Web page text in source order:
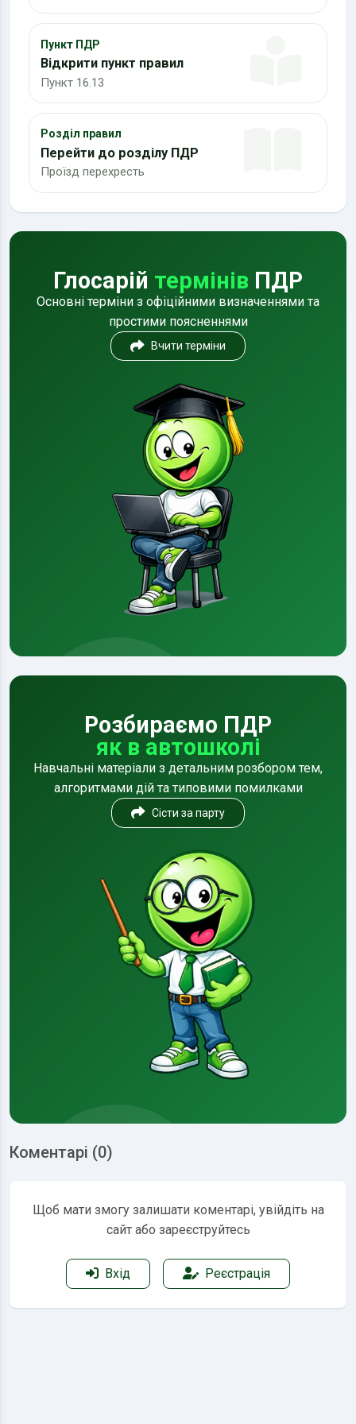
Пункт ПДР
Відкрити пункт правил
Пункт 16.13
Розділ правил
Перейти до розділу ПДР
Проїзд перехресть
Глосарій термінів ПДР
Основні терміни з офіційними визначеннями та
простими поясненнями
Вчити терміни
Розбираємо ПДР
як в автошколі
Навчальні матеріали з детальним розбором тем,
алгоритмами дій та типовими помилками
Сісти за парту
Коментарі (0)
Щоб мати змогу залишати коментарі, увійдіть на
сайт або зареєструйтесь
Вхід Реєстрація